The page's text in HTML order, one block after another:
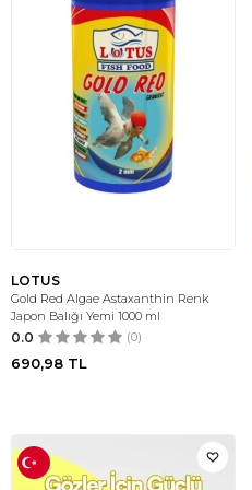
LOTUS
Gold Red Algae Astaxanthin Renk
Japon Balığı Yemi 1000 ml
0.0 (0)
690,98 TL